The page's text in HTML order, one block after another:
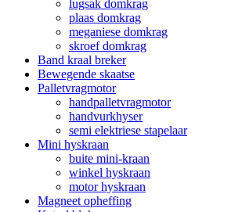
lugsak domkrag
plaas domkrag
meganiese domkrag
skroef domkrag
Band kraal breker
Bewegende skaatse
Palletvragmotor
handpalletvragmotor
handvurkhyser
semi elektriese stapelaar
Mini hyskraan
buite mini-kraan
winkel hyskraan
motor hyskraan
Magneet opheffing